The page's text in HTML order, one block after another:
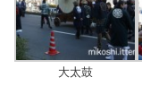
大太鼓